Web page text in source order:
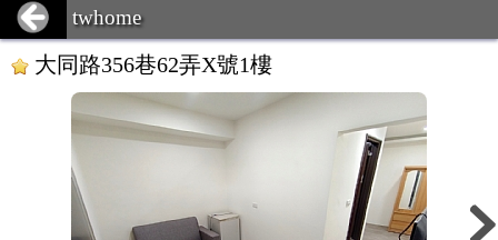
twhome
大同路356巷62弄X號1樓